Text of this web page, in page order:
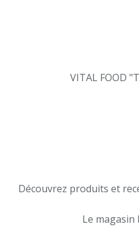
VITAL FOOD
Découvrez produits et
Le magasin